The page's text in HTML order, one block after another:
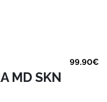
99.90€
MD SKN